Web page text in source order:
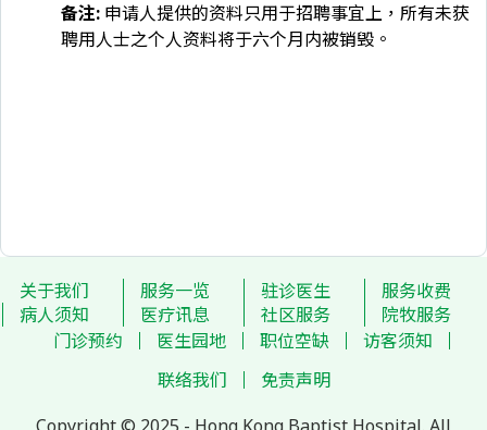
备注: 申请人提供的资料只用于招聘事宜上，所有未获
聘用人士之个人资料将于六个月内被销毁。
关于我们 服务一览 驻诊医生
服务收费
病人须知
医疗讯息 社区服务
院牧服务
门诊预约
医生园地 职位空缺
访客须知
联络我们
免责声明